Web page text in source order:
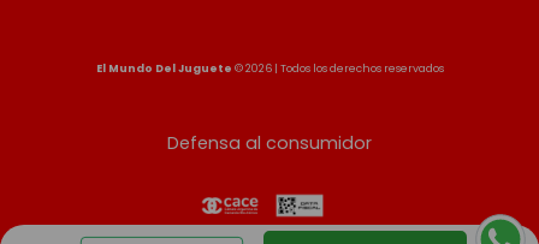
El Mundo Del Juguete © 2026 | Todos los derechos reservados
Defensa al consumidor